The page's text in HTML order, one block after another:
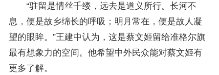
“驻留是情丝千缕，远去是道义所行。长河不
息，便是故乡绵长的呼吸；明月常在，便是故人凝
望的眼眸。”王建中认为，这是蔡文姬留给准格尔旗
最有想象力的空间。他希望中外民众能对蔡文姬有
更多了解。